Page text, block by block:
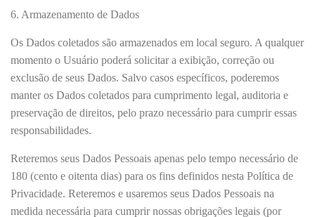
6. Armazenamento de Dados
Os Dados coletados são armazenados em local seguro. A qualquer
momento o Usuário poderá solicitar a exibição, correção ou
exclusão de seus Dados. Salvo casos específicos, poderemos
manter os Dados coletados para cumprimento legal, auditoria e
preservação de direitos, pelo prazo necessário para cumprir essas
responsabilidades.
Reteremos seus Dados Pessoais apenas pelo tempo necessário de
180 (cento e oitenta dias) para os fins definidos nesta Política de
Privacidade. Reteremos e usaremos seus Dados Pessoais na
medida necessária para cumprir nossas obrigações legais (por